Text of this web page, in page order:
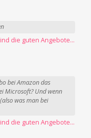
→ Microsoft 365 Family: Sind die guten Angebote vorbei?
bei Amazon das
Microsoft? Und wenn
was man bei
→ Microsoft 365 Family: Sind die guten Angebote vorbei?